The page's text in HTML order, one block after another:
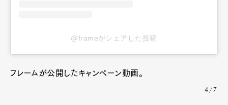
@frameがシェアした投稿
フレームが公開したキャンペーン動画。
4/7